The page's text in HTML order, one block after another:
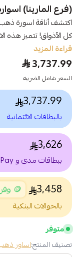
(فرع المارينا) اسواره
كل الأذواق! تتميز هذه
قراءة المزيد
3,737.99
السعر شامل الضريبه
3,737.99
بالبطاقات الائتمانية
3,626
ببطاقات مدى و STC Pay
3,458 🪙 وفر 280
بالحوالات البنكية
متوفر
تصنيف المنتج:اساور